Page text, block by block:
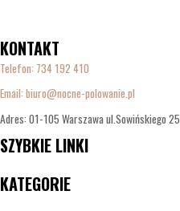
KONTAKT
Telefon: 734 192 410
Email: biuro@nocne-polowanie.pl
Adres: 01-105 Warszawa ul.Sowińskiego 25
SZYBKIE LINKI
KATEGORIE